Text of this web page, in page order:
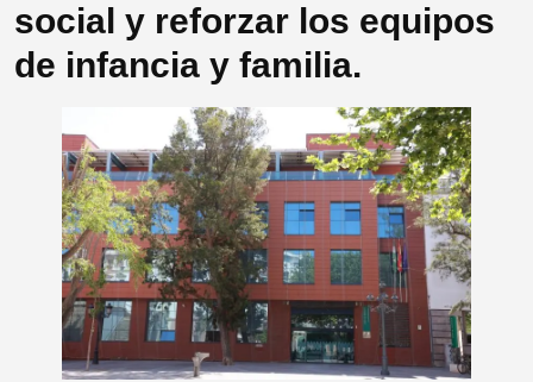
social y reforzar los equipos
de infancia y familia.